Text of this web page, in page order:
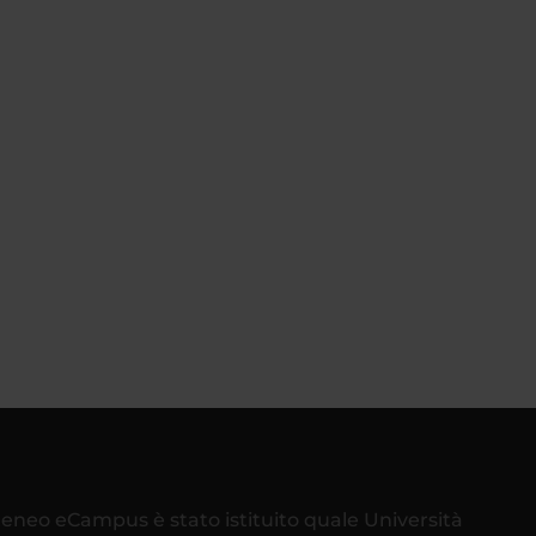
eCampus è stato istituito quale Università